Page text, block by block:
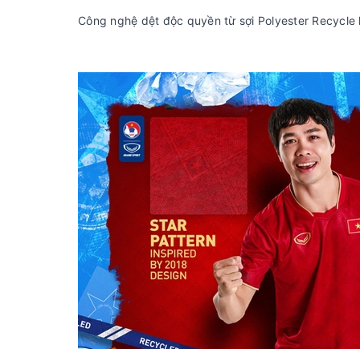
Công nghệ dệt độc quyền từ sợi Polyester